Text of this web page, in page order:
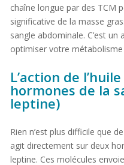
chaîne longue par des TCM
significative de la masse
sangle abdominale. C’est
optimiser votre métabolisme
L’action de
hormones de la
leptine)
Rien n’est plus difficile que
agit directement sur deux
leptine. Ces molécules